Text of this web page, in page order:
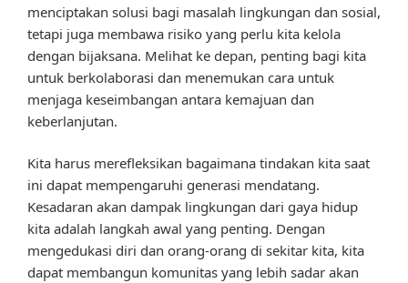
menciptakan solusi bagi masalah lingkungan dan sosial,
tetapi juga membawa risiko yang perlu kita kelola
dengan bijaksana. Melihat ke depan, penting bagi kita
untuk berkolaborasi dan menemukan cara untuk
menjaga keseimbangan antara kemajuan dan
keberlanjutan.
Kita harus merefleksikan bagaimana tindakan kita saat
ini dapat mempengaruhi generasi mendatang.
Kesadaran akan dampak lingkungan dari gaya hidup
kita adalah langkah awal yang penting. Dengan
mengedukasi diri dan orang-orang di sekitar kita, kita
dapat membangun komunitas yang lebih sadar akan